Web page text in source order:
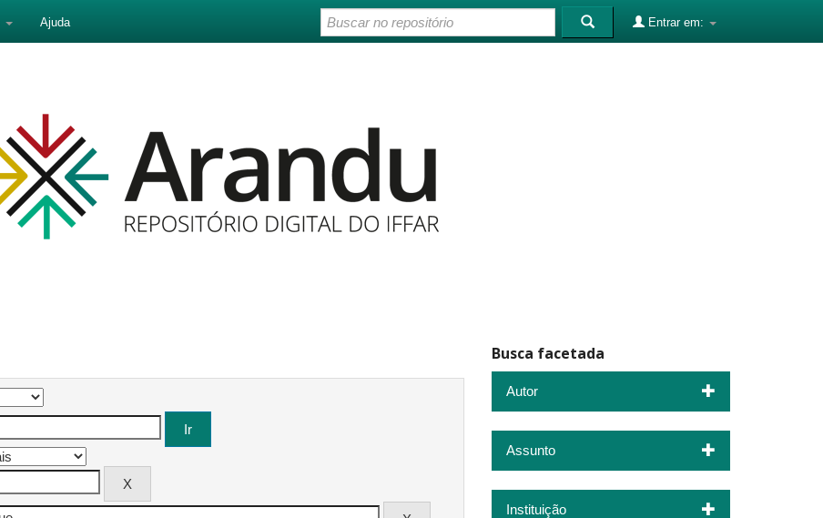
Ajuda Entrar em:
Busca facetada
Autor
Assunto
Instituição